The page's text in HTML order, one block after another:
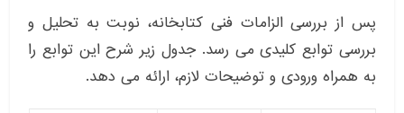
پس از بررسی الزامات فنی کتابخانه، نوبت به تحلیل و
بررسی توابع کلیدی می رسد. جدول زیر شرح این توابع را
به همراه ورودی و توضیحات لازم، ارائه می دهد.